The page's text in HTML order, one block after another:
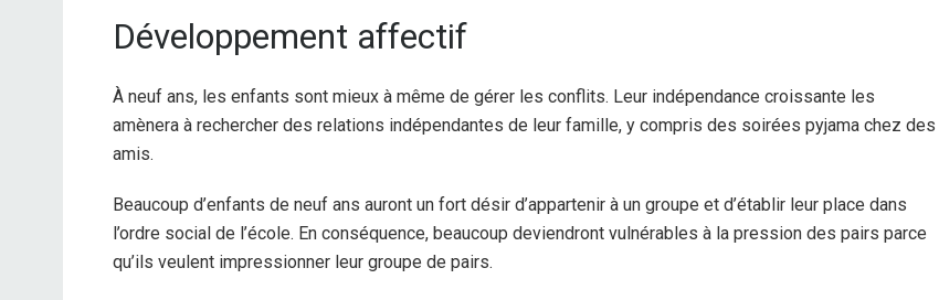
Développement affectif
À neuf ans, les enfants sont mieux à même de gérer les conflits. Leur indépendance croissante les
amènera à rechercher des relations indépendantes de leur famille, y compris des soirées pyjama chez des
amis.
Beaucoup d’enfants de neuf ans auront un fort désir d’appartenir à un groupe et d’établir leur place dans
l’ordre social de l’école. En conséquence, beaucoup deviendront vulnérables à la pression des pairs parce
qu’ils veulent impressionner leur groupe de pairs.